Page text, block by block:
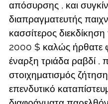
απόσυρσης , και
διαπραγματευτής
κασσίτερος
2000 $ καλώς ήρθατε
έναρξη τριάδα ραβδί ,
στοιχηματισμός
επενδυτικό